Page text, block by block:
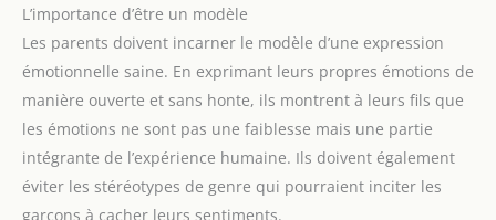
L’importance d’être un modèle
Les parents doivent incarner le modèle d’une expression
émotionnelle saine. En exprimant leurs propres émotions de
manière ouverte et sans honte, ils montrent à leurs fils que
les émotions ne sont pas une faiblesse mais une partie
intégrante de l’expérience humaine. Ils doivent également
éviter les stéréotypes de genre qui pourraient inciter les
garçons à cacher leurs sentiments.